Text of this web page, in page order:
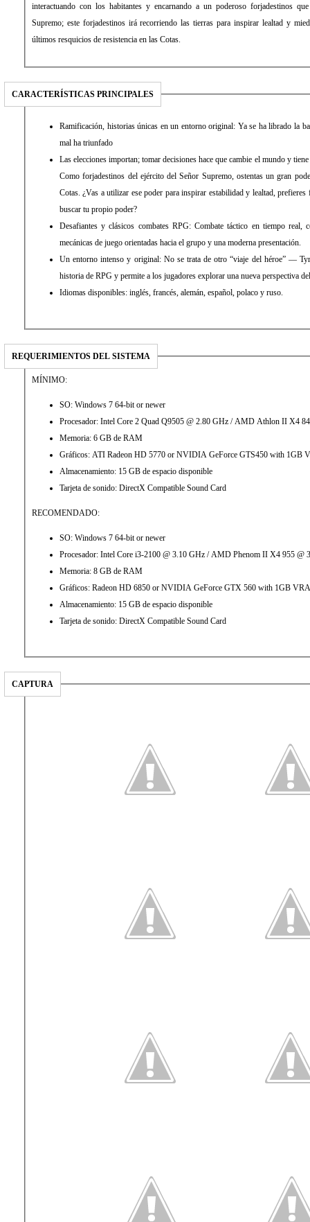
interactuando con los habitantes y encarnando a un poderoso forjadestinos
Supremo; este forjadestinos irá recorriendo las tierras para inspirar lealtad y
últimos resquicios de resistencia en las Cotas.
CARACTERÍSTICAS PRINCIPALES
Ramificación, historias únicas en un entorno original: Ya se ha librado la
mal ha triunfado
Las elecciones importan; tomar decisiones hace que cambie el mundo y
Como forjadestinos del ejército del Señor Supremo, ostentas un gran
Cotas. ¿Vas a utilizar ese poder para inspirar estabilidad y lealtad, prefieres
buscar tu propio poder?
Desafiantes y clásicos combates RPG: Combate táctico en tiempo real,
mecánicas de juego orientadas hacia el grupo y una moderna presentación.
Un entorno intenso y original: No se trata de otro “viaje del héroe” —
historia de RPG y permite a los jugadores explorar una nueva perspectiva
Idiomas disponibles: inglés, francés, alemán, español, polaco y ruso.
REQUERIMIENTOS DEL SISTEMA
MÍNIMO:
SO: Windows 7 64-bit or newer
Procesador: Intel Core 2 Quad Q9505 @ 2.80 GHz / AMD Athlon II X4
Memoria: 6 GB de RAM
Gráficos: ATI Radeon HD 5770 or NVIDIA GeForce GTS450 with 1GB
Almacenamiento: 15 GB de espacio disponible
Tarjeta de sonido: DirectX Compatible Sound Card
RECOMENDADO:
SO: Windows 7 64-bit or newer
Procesador: Intel Core i3-2100 @ 3.10 GHz / AMD Phenom II X4 955 @
Memoria: 8 GB de RAM
Gráficos: Radeon HD 6850 or NVIDIA GeForce GTX 560 with 1GB
Almacenamiento: 15 GB de espacio disponible
Tarjeta de sonido: DirectX Compatible Sound Card
CAPTURA